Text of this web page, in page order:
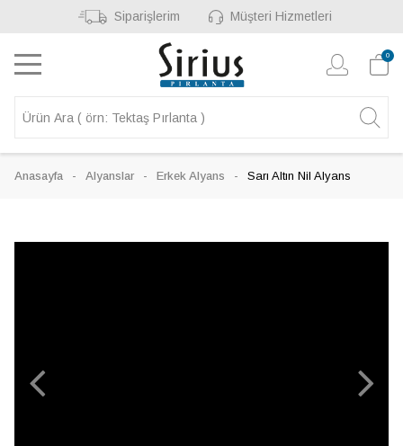
Siparişlerim Müşteri Hizmetleri
0
Anasayfa Alyanslar Erkek Alyans Sarı Altın Nil Alyans